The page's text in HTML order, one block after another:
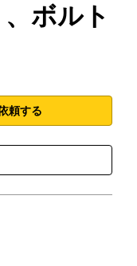
、ボルト
頼する